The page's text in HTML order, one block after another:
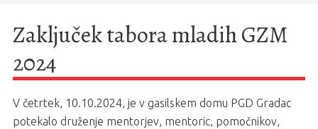
Zaključek tabora mladih GZM
2024
V četrtek, 10.10.2024, je v gasilskem domu PGD Gradac
potekalo druženje mentorjev, mentoric, pomočnikov,